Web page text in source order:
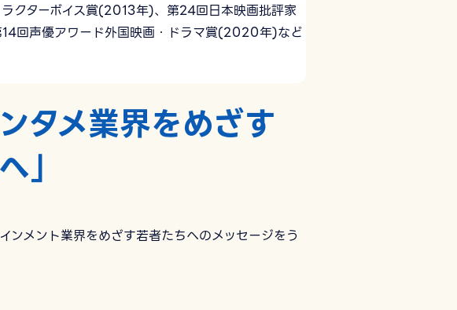
ターボイス賞(2013年)、第24回日本映画批評家
回声優アワード外国映画・ドラマ賞(2020年)など
ンタメ業界をめざす
」
ンメント業界をめざす若者たちへのメッセージをう